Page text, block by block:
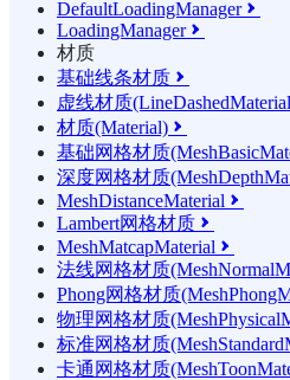
DefaultLoadingManager
LoadingManager
材质
基础线条材质 
虚线材质
材质(Material) 
基础网格材质
深度网格材质
MeshDistanceMaterial 
Lambert网格材质 
MeshMatcapMaterial 
法线网格材质
Phong网格材质
物理网格材质
标准网格材质
卡通网格材质